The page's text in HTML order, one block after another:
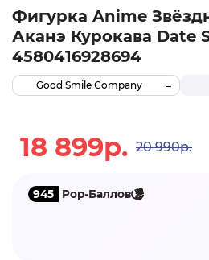
Фигурка Anime
Аканэ Курокава Date
4580416928694
Good Smile Company
18 899р. 20 990р.
945 Pop-Баллов